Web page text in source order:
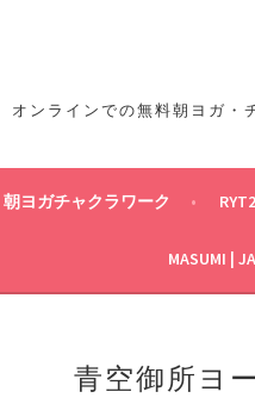
オンラインでの無料朝ヨガ・
ヨガチャクラワーク
MASUMI |
青空御所ヨ